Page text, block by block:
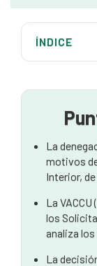
ÍNDICE
¿Qué
proceso?
¿Cómo
la
La
motivos
Interior,
La
los
analiza
La